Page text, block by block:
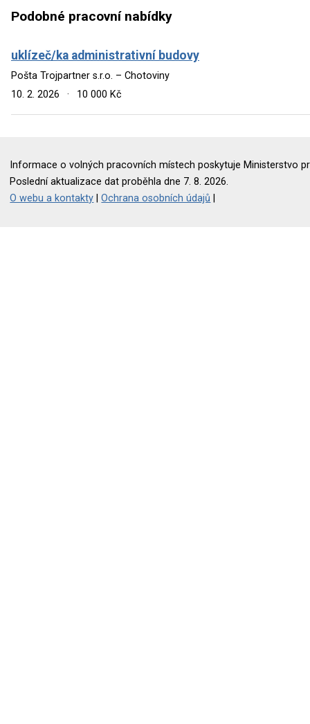
Podobné pracovní nabídky
uklízeč/ka administrativní budovy
Pošta Trojpartner s.r.o. – Chotoviny
10. 2. 2026
· 10 000 Kč
Informace o volných pracovních místech poskytuje Ministerstvo
Poslední aktualizace dat proběhla dne 7. 8. 2026.
O webu a kontakty |Ochrana osobních údajů